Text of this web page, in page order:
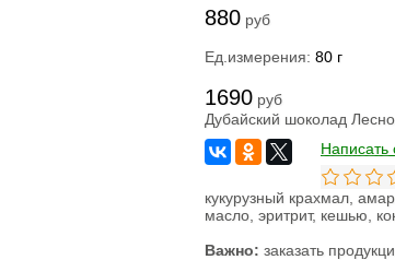
880 руб
Ед.измерения: 80 г
1690 руб
Дубайский шоколад
Написать
кукурузный крахмал,
масло, эритрит, кешью,
Важно: заказать